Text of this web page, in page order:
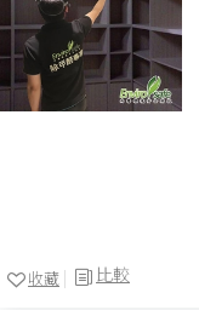
比較
收藏